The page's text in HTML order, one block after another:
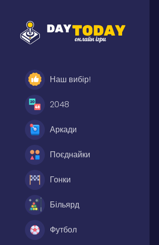
Наш вибір!
2048
Аркади
Поєднайки
Гонки
Більярд
Футбол